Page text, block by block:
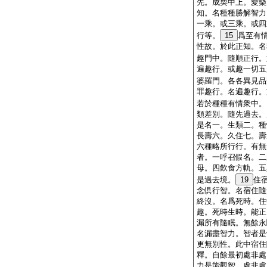
先。成耎中上。愛
知。名種種勝解智
一乘。或三乘。或
行等。
15 爲至有
性故。於此正知。
趣門中。隨順正行
遍趣行。或趣一切
婆羅門。各各異見
罪趣行。名遍趣行
若於種種有情衆中
類差別。隨先過去
是名一。生類二。
長壽六。久住七。
六種略所行行。有
者。一呼召假名。
母。四飮食方軌。
是過去境。
19 住
念倶行智。名宿住
終沒。名爲死時。
趣。死時生時。能
漏所有隨眠。無餘
名漏盡智力。智者
更無別性。此中宿
釋。自餘最初處非